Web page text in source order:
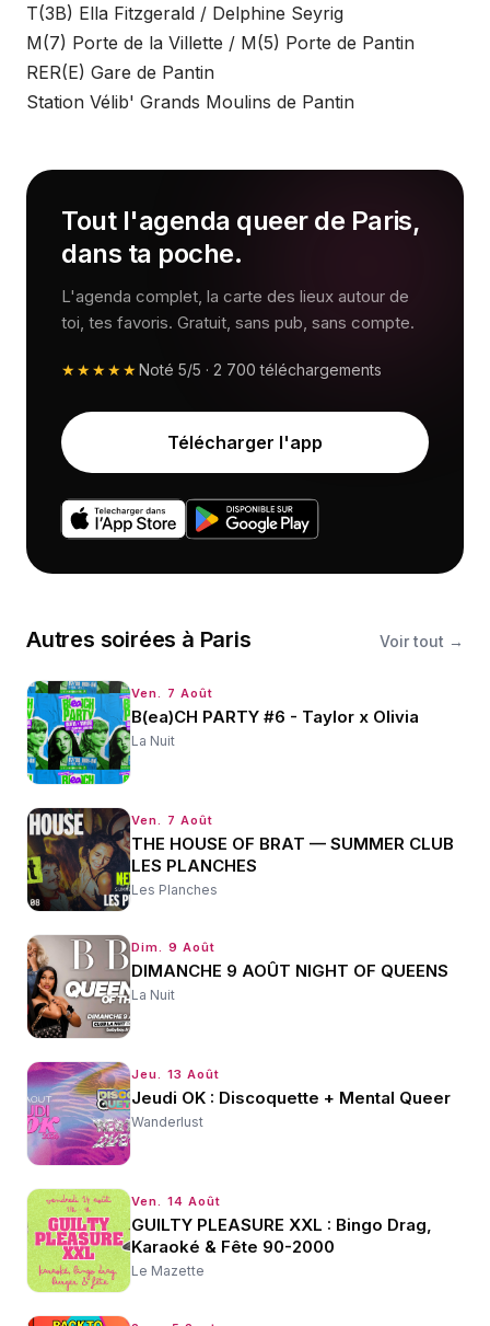
T(3B) Ella Fitzgerald / Delphine Seyrig
M(7) Porte de la Villette / M(5) Porte de Pantin
RER(E) Gare de Pantin
Station Vélib' Grands Moulins de Pantin
Tout l'agenda queer de Paris,
dans ta poche.
L'agenda complet, la carte des lieux autour de
toi, tes favoris. Gratuit, sans pub, sans compte.
★★★★★Noté 5/5 · 2 700 téléchargements
Télécharger l'app
Autres soirées à Paris Voir tout →
Ven. 7 Août
B(ea)CH PARTY #6 - Taylor x Olivia
La Nuit
Ven. 7 Août
THE HOUSE OF BRAT — SUMMER CLUB
LES PLANCHES
Les Planches
Dim. 9 Août
DIMANCHE 9 AOÛT NIGHT OF QUEENS
La Nuit
Jeu. 13 Août
Jeudi OK : Discoquette + Mental Queer
Wanderlust
Ven. 14 Août
GUILTY PLEASURE XXL : Bingo Drag,
Karaoké & Fête 90-2000
Le Mazette